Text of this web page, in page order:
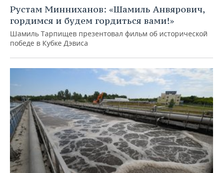
НЕФТЕХИМИЯ
НЕФТЬ
ОПК
РОЗНИЧНАЯ ТОРГОВЛЯ
ТРАНСПОРТ
НОВОСТИ ТЕХНОЛОГИЙ
IT
ТЕЛЕКОММУНИКАЦИИ
МЕРОПРИЯТИЯ
НОВОСТИ МЕРОПРИЯТИЙ
БИЗНЕС-БРАНЧИ
ONLINE-КОНФЕРЕНЦИИ
ОТКРЫТАЯ ЛЕКЦИЯ
СПОРТ
ХОККЕЙ
БАСКЕТБОЛ
ВОЛЕЙБОЛ
НОВОСТИ ОБЩЕСТВА
ВЛАСТЬ
ИНФРАСТРУКТУРА
ИСТОРИЯ
ФОТОГАЛЕРЕЯ
СЮЖЕТЫ
СПРАВОЧНИК
СПИСОК ПЕРСОН
ПОЛНАЯ ВЕРСИЯ
Рустам Минниханов: «Шамиль Анвярович,
гордимся и будем гордиться вами!»
Шамиль Тарпищев презентовал фильм об исторической
победе в Кубке Дэвиса